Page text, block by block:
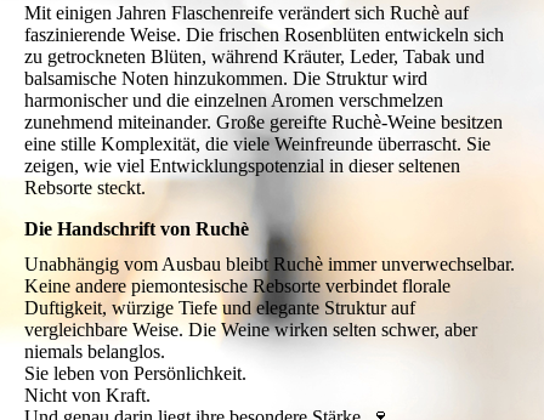
Mit einigen Jahren Flaschenreife verändert sich Ruchè auf
faszinierende Weise. Die frischen Rosenblüten entwickeln sich
zu getrockneten Blüten, während Kräuter, Leder, Tabak und
balsamische Noten hinzukommen. Die Struktur wird
harmonischer und die einzelnen Aromen verschmelzen
zunehmend miteinander. Große gereifte Ruchè-Weine besitzen
eine stille Komplexität, die viele Weinfreunde überrascht. Sie
zeigen, wie viel Entwicklungspotenzial in dieser seltenen
Rebsorte steckt.
Die Handschrift von Ruchè
Unabhängig vom Ausbau bleibt Ruchè immer unverwechselbar.
Keine andere piemontesische Rebsorte verbindet florale
Duftigkeit, würzige Tiefe und elegante Struktur auf
vergleichbare Weise. Die Weine wirken selten schwer, aber
niemals belanglos.
Sie leben von Persönlichkeit.
Nicht von Kraft.